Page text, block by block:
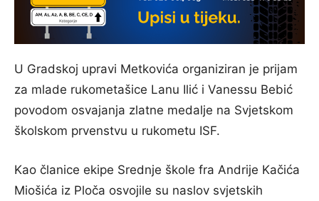
U Gradskoj upravi Metkovića organiziran je prijam
za mlade rukometašice Lanu Ilić i Vanessu Bebić
povodom osvajanja zlatne medalje na Svjetskom
školskom prvenstvu u rukometu ISF.
Kao članice ekipe Srednje škole fra Andrije Kačića
Miošića iz Ploča osvojile su naslov svjetskih